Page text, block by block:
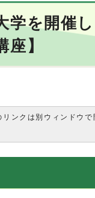
学を開催
座】
リンクは別ウィンドウで